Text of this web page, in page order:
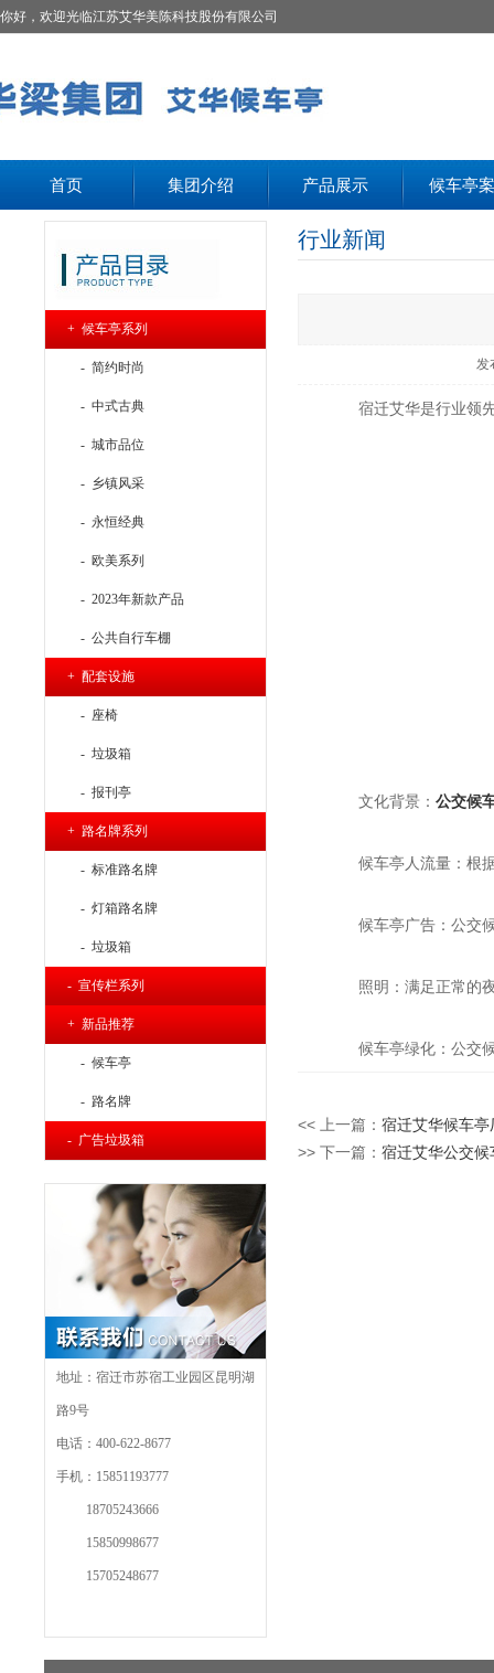
你好，欢迎光临江苏艾华美陈科技股份有限公司
首页 集团介绍 产品展示 候车亭
+ 候车亭系列
- 简约时尚
- 中式古典
- 城市品位
- 乡镇风采
- 永恒经典
- 欧美系列
- 2023年新款产品
- 公共自行车棚
+ 配套设施
- 座椅
- 垃圾箱
- 报刊亭
+ 路名牌系列
- 标准路名牌
- 灯箱路名牌
- 垃圾箱
- 宣传栏系列
+ 新品推荐
- 候车亭
- 路名牌
- 广告垃圾箱
地址：宿迁市苏宿工业园区昆明湖
路9号
电话：400-622-8677
手机：15851193777
18705243666
15850998677
15705248677
行业新闻
发
宿迁艾华是行业领
文化背景： 公交候
候车亭人流量：根
候车亭广告：公交
照明：满足正常的
候车亭绿化：公交
<< 上一篇： 宿迁艾华候车
>> 下一篇： 宿迁艾华公交